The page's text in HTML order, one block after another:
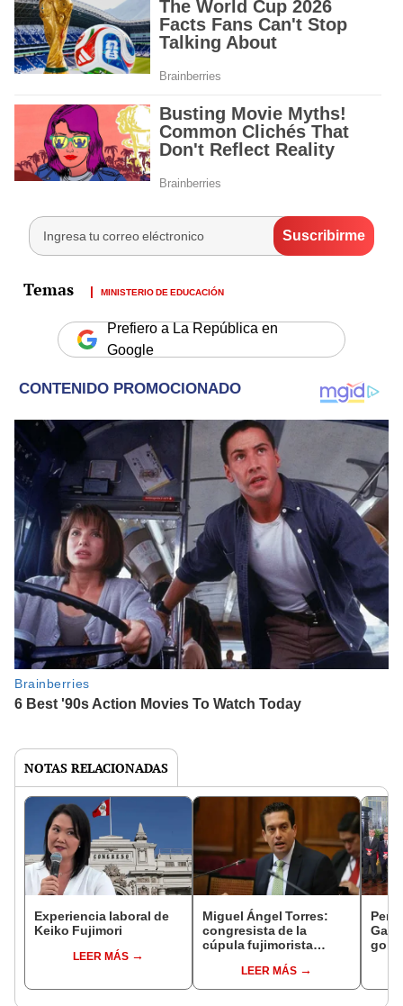
MINISTERIO DE EDUCACIÓN
Prefiero a La República en
Google
NOTAS RELACIONADAS
Experiencia laboral de
Keiko Fujimori
LEER MÁS
Miguel Ángel Torres:
congresista de la
cúpula fujimorista
del SenadoLEER MÁS